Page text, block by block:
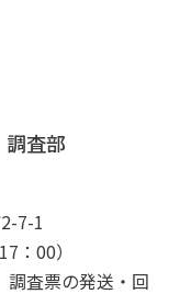
査部
7-1
：00）
査票の発送・回